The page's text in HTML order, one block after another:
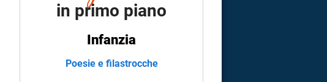
in primo piano
Infanzia
Poesie e filastrocche